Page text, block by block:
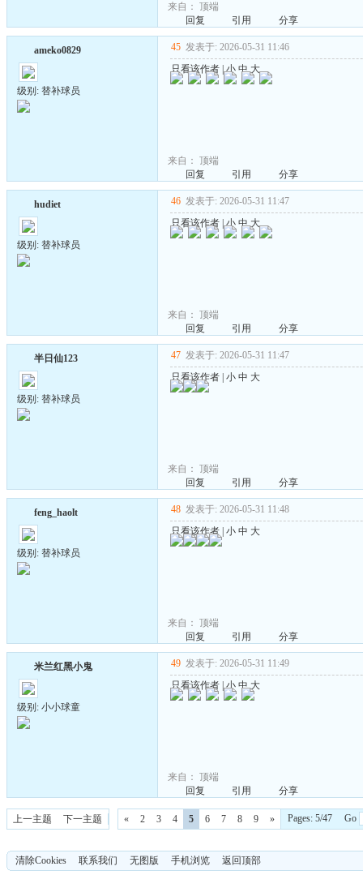
来自： 顶端
回复
引用 分享
ameko0829
级别: 替补球员
45 发表于: 2026-05-31 11:46
只看该作者 |小 中 大
来自： 顶端
回复
引用 分享
hudiet
级别: 替补球员
46 发表于: 2026-05-31 11:47
只看该作者 |小 中 大
来自： 顶端
回复
引用 分享
半日仙123
级别: 替补球员
47 发表于: 2026-05-31 11:47
只看该作者 小 中 大
来自： 顶端
回复
引用 分享
feng_haolt
级别: 替补球员
48 发表于: 2026-05-31 11:48
只看该作者 小 中 大
来自： 顶端
回复
引用 分享
米兰红黑小鬼
级别: 小小球童
49 发表于: 2026-05-31 11:49
只看该作者 |小 中 大
来自： 顶端
回复
引用 分享
上一主题 下一主题 « 2 3 4 5 6 7 8 9 » Pages: 5/47 Go
清除Cookies 联系我们 无图版 手机浏览 返回顶部